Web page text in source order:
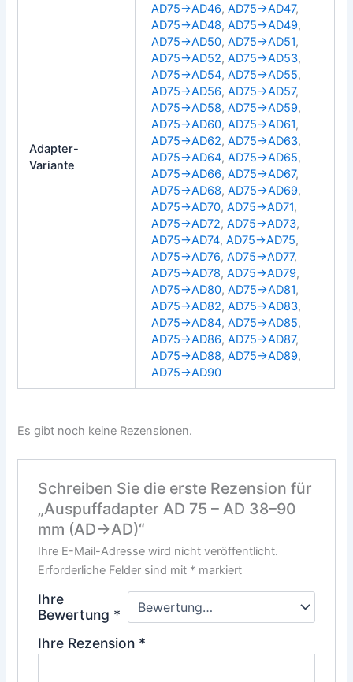
Adapter-
Variante
AD75→AD46, AD75→AD47,
AD75→AD48, AD75→AD49,
AD75→AD50, AD75→AD51,
AD75→AD52, AD75→AD53,
AD75→AD54, AD75→AD55,
AD75→AD56, AD75→AD57,
AD75→AD58, AD75→AD59,
AD75→AD60, AD75→AD61,
AD75→AD62, AD75→AD63,
AD75→AD64, AD75→AD65,
AD75→AD66, AD75→AD67,
AD75→AD68, AD75→AD69,
AD75→AD70, AD75→AD71,
AD75→AD72, AD75→AD73,
AD75→AD74, AD75→AD75,
AD75→AD76, AD75→AD77,
AD75→AD78, AD75→AD79,
AD75→AD80, AD75→AD81,
AD75→AD82, AD75→AD83,
AD75→AD84, AD75→AD85,
AD75→AD86, AD75→AD87,
AD75→AD88, AD75→AD89,
AD75→AD90
Es gibt noch keine Rezensionen.
Schreiben Sie die erste Rezension für
„Auspuffadapter AD 75 – AD 38–90
mm (AD→AD)“
Ihre E-Mail-Adresse wird nicht veröffentlicht.
Erforderliche Felder sind mit *markiert
Ihre
Bewertung *
Ihre Rezension *